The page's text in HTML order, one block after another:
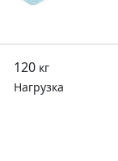
120 кг
Нагрузка